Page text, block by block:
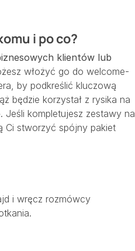
i po co?
klientów lub
włożyć go do welcome-
by podkreślić kluczową
będzie korzystał z rysika na
Jeśli kompletujesz zestawy na
Ci stworzyć spójny pakiet
i wręcz rozmówcy